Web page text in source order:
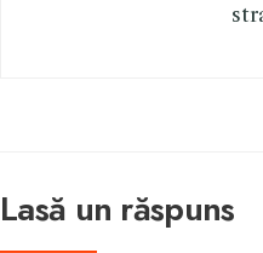
Lasă un răspuns